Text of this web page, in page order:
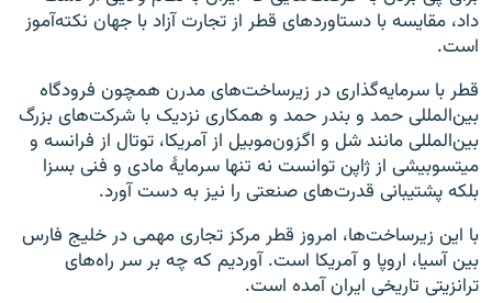
داد، مقایسه با دستاوردهای قطر از تجارت آزاد با جهان نکته‌آموز
است.
قطر با سرمایه‌گذاری در زیرساخت‌های مدرن همچون فرودگاه
بین‌المللی حمد و بندر حمد و همکاری نزدیک با شرکت‌های بزرگ
بین‌المللی مانند شل و اگزون‌موبیل از آمریکا، توتال از فرانسه و
میتسوبیشی از ژاپن توانست نه تنها سرمایهٔ‌ مادی و فنی بسزا
بلکه پشتیبانی قدرت‌های صنعتی را نیز به دست آورد.
با این زیرساخت‌ها، امروز قطر مرکز تجاری مهمی در خلیج فارس
بین آسیا، اروپا و آمریکا است. آوردیم که چه بر سر راه‌های
ترانزیتی تاریخی ایران آمده است.